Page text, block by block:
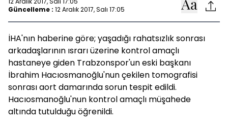
Güncelleme : 12 Aralık 2017, Salı 17:05
İHA'nın haberine göre; yaşadığı rahatsızlık sonrası
arkadaşlarının ısrarı üzerine kontrol amaçlı
hastaneye giden Trabzonspor'un eski başkanı
İbrahim Hacıosmanoğlu'nun çekilen tomografisi
sonrası aort damarında sorun tespit edildi.
Hacıosmanoğlu'nun kontrol amaçlı müşahede
altında tutulduğu öğrenildi.